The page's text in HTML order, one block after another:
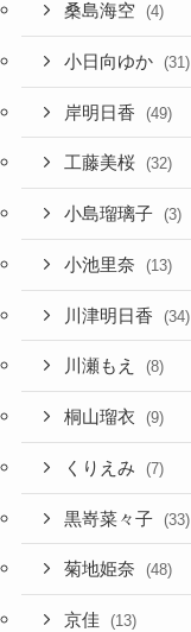
桑島海空 (4)
小日向ゆか (31)
岸明日香 (49)
工藤美桜 (32)
小島瑠璃子 (3)
小池里奈 (13)
川津明日香 (34)
川瀬もえ (8)
桐山瑠衣 (9)
くりえみ (7)
黒嵜菜々子 (33)
菊地姫奈 (48)
京佳 (13)